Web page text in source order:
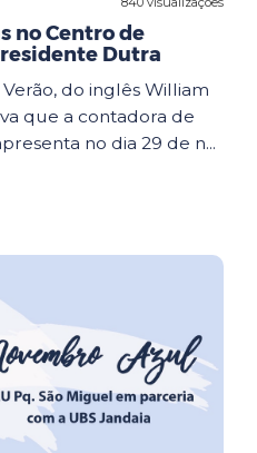
no Centro de
Dutra
do inglês William
que a contadora de
no dia 29 de n...